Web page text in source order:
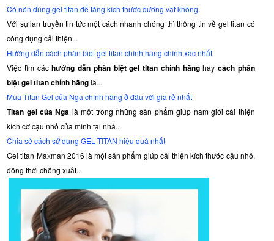
Có nên dùng gel titan để tăng kích thước dương vật không
Với sự lan truyền tin tức một cách nhanh chóng thì thông tin về gel titan có
công dụng cải thiện...
Hướng dẫn cách phân biệt gel titan chính hãng chính xác nhất
Việc tìm cáchướng dẫn phân biệt gel titan chính hãnghay cách phân
biệt gel titan chính hãnglà...
Mua Titan Gel của Nga chính hãng ở đâu với giá rẻ nhất
Titan gel của Nga là một trong những sản phẩm giúp nam giới cải thiện
kích cỡ cậu nhỏ của mình tại nhà...
Chia sẻ cách sử dụng GEL TITAN hiệu quả nhất
Gel titan Maxman 2016 là một sản phẩm giúp cải thiện kích thước cậu nhỏ,
đồng thời chống xuất...